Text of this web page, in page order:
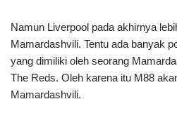
Namun Liverpool pada akhirnya
Mamardashvili. Tentu ada banyak
yang dimiliki oleh seorang
The Reds. Oleh karena itu M88
Mamardashvili.